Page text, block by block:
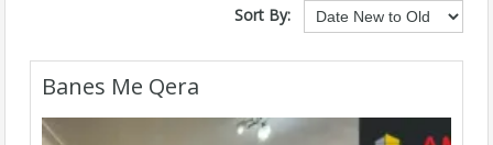
Sort By:
Banes Me Qera